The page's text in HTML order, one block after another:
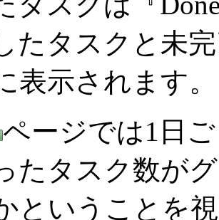
たタスクと未
表示されます。
ページでは1日
たタスク数が
ということを